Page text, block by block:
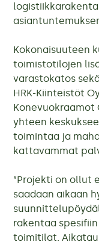
Kokonaisuuteen
toimistotilojen
varastokatos
HRK-Kiinteistöt
yhteen
toimintaa ja
kattavammat
”Projekti on ollut
saadaan aikaan
rakentaa
toimitilat.